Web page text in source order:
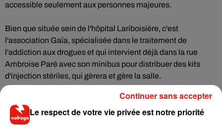
accessible seulement aux personnes majeures.
Bien que située sein de l'hôpital Lariboisière, c'est
l'association Gaïa, spécialisée dans le traitement de
l'addiction aux drogues et qui intervient déjà dans la rue
Ambroise Paré avec son minibus pour distribuer des kits
d'injection stériles, qui gèrera et gère la salle.
Le respect de votre vie privée est notre priorité
Continuer sans accepter